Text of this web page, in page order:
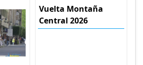
Vuelta Montaña
Central 2026